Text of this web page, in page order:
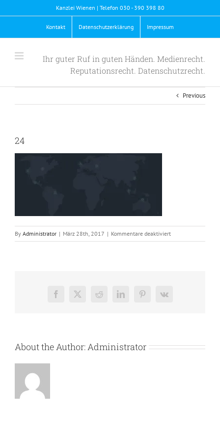
to
Kanzlei Wienen | Telefon 030 - 390 398 80
Kontakt Datenschutzerklärung Impressum
Ihr guter Ruf in guten Händen. Medienrecht.
Reputationsrecht. Datenschutzrecht.
Previous
24
By Administrator | März 28th, 2017 | Kommentare deaktiviertfür
24
Facebook
X RedditLinkedInPinterest
Vk
About the Author:Administrator